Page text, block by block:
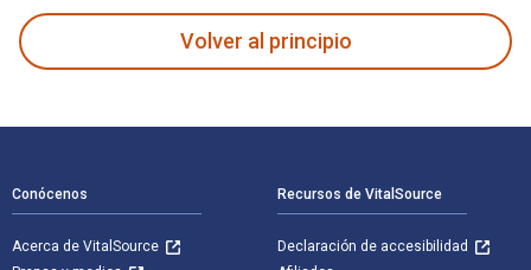
Volver al principio
Conócenos
Acerca de VitalSource
Recursos de VitalSource
Declaración de accesibilidad